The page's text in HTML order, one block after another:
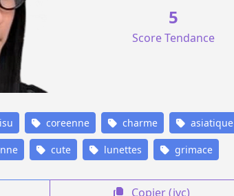
5
Score Tendance
coreenne charme asiatique
cute lunettes grimace
Copier (jvc)